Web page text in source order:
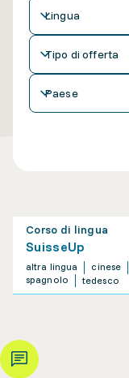
Lingua
Tipo di offerta
Paese
Corso di lingua
SuisseUp
altra lingua cinese
spagnolo
tedesco